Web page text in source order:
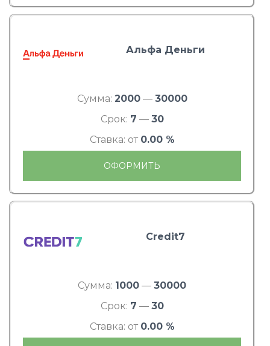
Альфа Деньги
Сумма: 2000— 30000
Срок: 7 — 30
Ставка: от 0.00 %
ОФОРМИТЬ
Credit7
Сумма: 1000 — 30000
Срок: 7 — 30
Ставка: от 0.00 %